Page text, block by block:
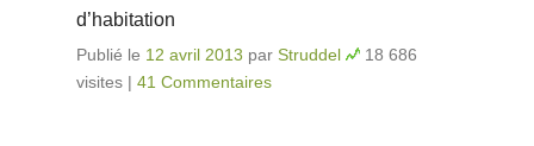
d’habitation
Publié le 12 avril 2013 par Struddel
18 686
visites | 41 Commentaires